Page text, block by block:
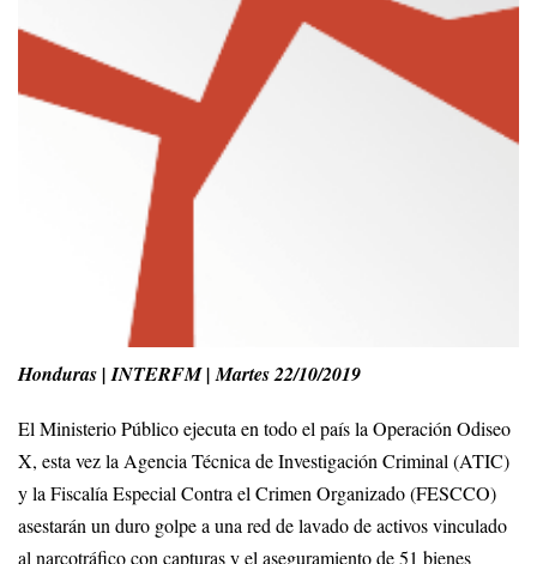
Honduras | INTERFM | Martes 22/10/2019
El Ministerio Público ejecuta en todo el país la Operación Odiseo
X, esta vez la Agencia Técnica de Investigación Criminal (ATIC)
y la Fiscalía Especial Contra el Crimen Organizado (FESCCO)
asestarán un duro golpe a una red de lavado de activos vinculado
al narcotráfico con capturas y el aseguramiento de 51 bienes